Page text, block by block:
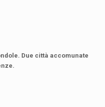
Due città accomunate